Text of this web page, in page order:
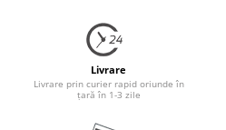
Livrare
Livrare prin curier rapid oriunde în
țară în 1-3 zile